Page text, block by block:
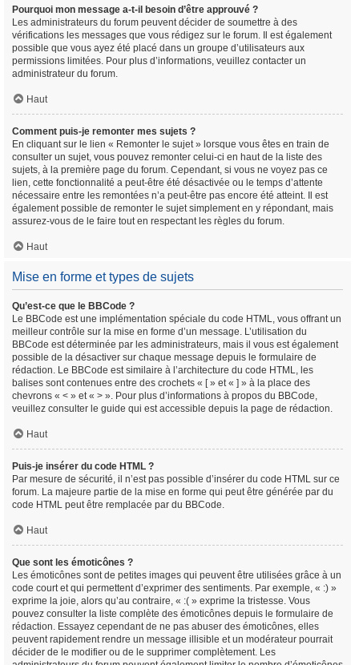
Pourquoi mon message a-t-il besoin d’être approuvé ?
Les administrateurs du forum peuvent décider de soumettre à des
vérifications les messages que vous rédigez sur le forum. Il est également
possible que vous ayez été placé dans un groupe d’utilisateurs aux
permissions limitées. Pour plus d’informations, veuillez contacter un
administrateur du forum.
Haut
Comment puis-je remonter mes sujets ?
En cliquant sur le lien « Remonter le sujet » lorsque vous êtes en train de
consulter un sujet, vous pouvez remonter celui-ci en haut de la liste des
sujets, à la première page du forum. Cependant, si vous ne voyez pas ce
lien, cette fonctionnalité a peut-être été désactivée ou le temps d’attente
nécessaire entre les remontées n’a peut-être pas encore été atteint. Il est
également possible de remonter le sujet simplement en y répondant, mais
assurez-vous de le faire tout en respectant les règles du forum.
Haut
Mise en forme et types de sujets
Qu’est-ce que le BBCode ?
Le BBCode est une implémentation spéciale du code HTML, vous offrant un
meilleur contrôle sur la mise en forme d’un message. L’utilisation du
BBCode est déterminée par les administrateurs, mais il vous est également
possible de la désactiver sur chaque message depuis le formulaire de
rédaction. Le BBCode est similaire à l’architecture du code HTML, les
balises sont contenues entre des crochets « [ » et « ] » à la place des
chevrons « < » et « > ». Pour plus d’informations à propos du BBCode,
veuillez consulter le guide qui est accessible depuis la page de rédaction.
Haut
Puis-je insérer du code HTML ?
Par mesure de sécurité, il n’est pas possible d’insérer du code HTML sur ce
forum. La majeure partie de la mise en forme qui peut être générée par du
code HTML peut être remplacée par du BBCode.
Haut
Que sont les émoticônes ?
Les émoticônes sont de petites images qui peuvent être utilisées grâce à un
code court et qui permettent d’exprimer des sentiments. Par exemple, « :) »
exprime la joie, alors qu’au contraire, « :( » exprime la tristesse. Vous
pouvez consulter la liste complète des émoticônes depuis le formulaire de
rédaction. Essayez cependant de ne pas abuser des émoticônes, elles
peuvent rapidement rendre un message illisible et un modérateur pourrait
décider de le modifier ou de le supprimer complètement. Les